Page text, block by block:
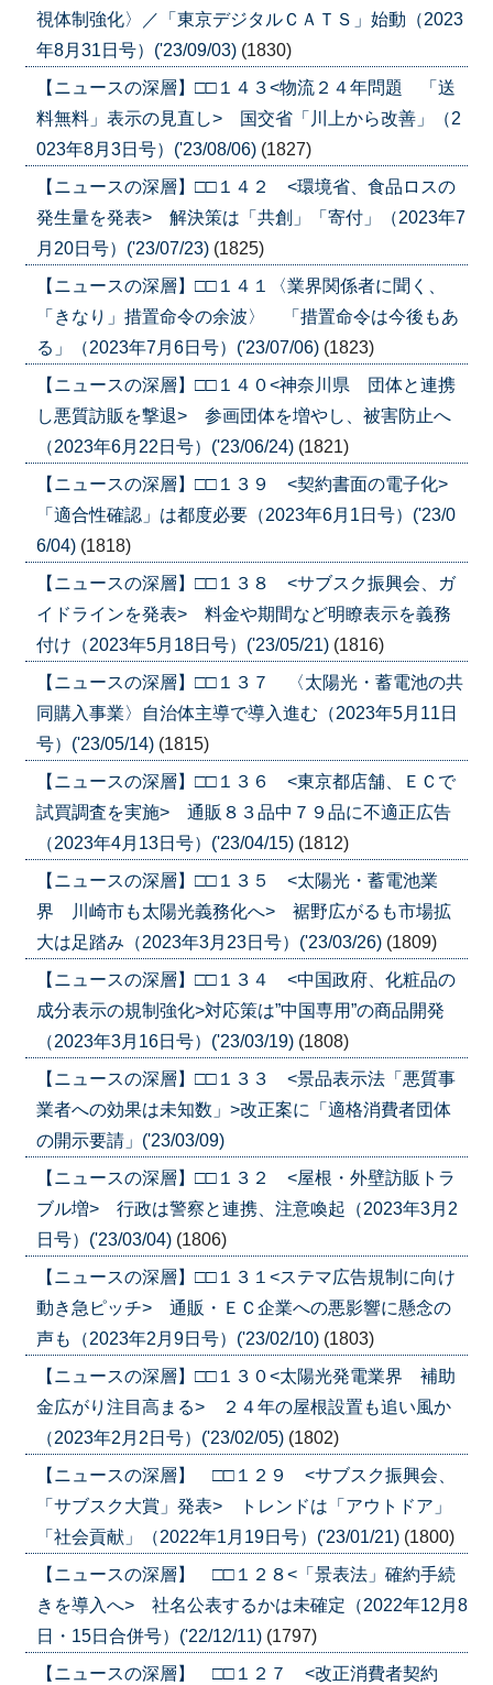
視体制強化〉／「東京デジタルＣＡＴＳ」始動（2023
年8月31日号）('23/09/03) (1830)
【ニュースの深層】□□１４３<物流２４年問題 「送
料無料」表示の見直し> 国交省「川上から改善」（2
023年8月3日号）('23/08/06) (1827)
【ニュースの深層】□□１４２ <環境省、食品ロスの
発生量を発表> 解決策は「共創」「寄付」（2023年7
月20日号）('23/07/23) (1825)
【ニュースの深層】□□１４１〈業界関係者に聞く、
「きなり」措置命令の余波〉 「措置命令は今後もあ
る」（2023年7月6日号）('23/07/06) (1823)
【ニュースの深層】□□１４０<神奈川県 団体と連携
し悪質訪販を撃退> 参画団体を増やし、被害防止へ
（2023年6月22日号）('23/06/24) (1821)
【ニュースの深層】□□１３９ <契約書面の電子化>
「適合性確認」は都度必要（2023年6月1日号）('23/0
6/04) (1818)
【ニュースの深層】□□１３８ <サブスク振興会、ガ
イドラインを発表> 料金や期間など明瞭表示を義務
付け（2023年5月18日号）('23/05/21) (1816)
【ニュースの深層】□□１３７ 〈太陽光・蓄電池の共
同購入事業〉自治体主導で導入進む（2023年5月11日
号）('23/05/14) (1815)
【ニュースの深層】□□１３６ <東京都店舗、ＥＣで
試買調査を実施> 通販８３品中７９品に不適正広告
（2023年4月13日号）('23/04/15) (1812)
【ニュースの深層】□□１３５ <太陽光・蓄電池業
界 川崎市も太陽光義務化へ> 裾野広がるも市場拡
大は足踏み（2023年3月23日号）('23/03/26) (1809)
【ニュースの深層】□□１３４ <中国政府、化粧品の
成分表示の規制強化>対応策は”中国専用”の商品開発
（2023年3月16日号）('23/03/19) (1808)
【ニュースの深層】□□１３３ <景品表示法「悪質事
業者への効果は未知数」>改正案に「適格消費者団体
の開示要請」('23/03/09)
【ニュースの深層】□□１３２ <屋根・外壁訪販トラ
ブル増> 行政は警察と連携、注意喚起（2023年3月2
日号）('23/03/04) (1806)
【ニュースの深層】□□１３１<ステマ広告規制に向け
動き急ピッチ> 通販・ＥＣ企業への悪影響に懸念の
声も（2023年2月9日号）('23/02/10) (1803)
【ニュースの深層】□□１３０<太陽光発電業界 補助
金広がり注目高まる> ２４年の屋根設置も追い風か
（2023年2月2日号）('23/02/05) (1802)
【ニュースの深層】 □□１２９ <サブスク振興会、
「サブスク大賞」発表> トレンドは「アウトドア」
「社会貢献」（2022年1月19日号）('23/01/21) (1800)
【ニュースの深層】 □□１２８<「景表法」確約手続
きを導入へ> 社名公表するかは未確定（2022年12月8
日・15日合併号）('22/12/11) (1797)
【ニュースの深層】 □□１２７ <改正消費者契約